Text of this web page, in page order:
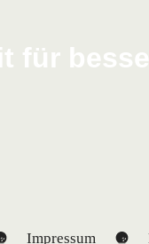
für
Impressum